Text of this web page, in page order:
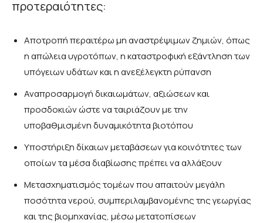
προτεραιότητες:
Αποτροπή περαιτέρω μη αναστρέψιμων ζημιών, όπως
η απώλεια υγροτόπων, η καταστροφική εξάντληση των
υπόγειων υδάτων και η ανεξέλεγκτη ρύπανση
Αναπροσαρμογή δικαιωμάτων, αξιώσεων και
προσδοκιών ώστε να ταιριάζουν με την
υποβαθμισμένη δυναμικότητα βιοτόπου
Υποστήριξη δίκαιων μεταβάσεων για κοινότητες των
οποίων τα μέσα διαβίωσης πρέπει να αλλάξουν
Μετασχηματισμός τομέων που απαιτούν μεγάλη
ποσότητα νερού, συμπεριλαμβανομένης της γεωργίας
και της βιομηχανίας, μέσω μετατοπίσεων